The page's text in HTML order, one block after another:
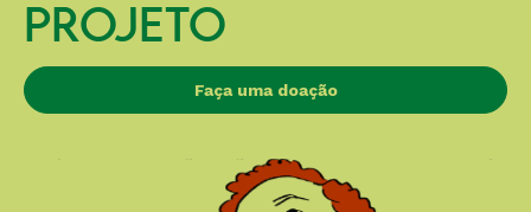
PROJETO
Faça uma doação